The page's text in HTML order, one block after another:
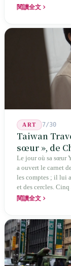
transformaient
jusqu'aux manuels
閱讀全文
ART 7/30
Taiwan
sœur », de
Le jour où sa sœur
a ouvert le carnet
les comptes ; il lui
et des cercles.
Chanshan, portait
traduit un livre
閱讀全文